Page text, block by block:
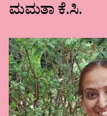
ಮಮತಾ ಕೆ.ಸಿ.